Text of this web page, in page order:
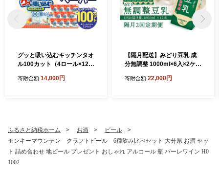
グッと吸い込むキッチンタオ
ル100カット（4ロール×12パ
用品 消耗品 大容量 吸収力 破
寄附金額 14,000円
【隔月配送】みどり豆乳 成
分無調整 1000ml×6入×2ケー
定期便 飲料 豆乳 成分無調整
寄附金額 22,000円
ふるさと納税ホーム お酒
ビール
モンキーマウンテン クラフトビール 6種飲み比べセット 大分県 お酒 セッ
ト 詰め合わせ 地ビール プレゼント おしゃれ アルコール 瓶 バーレワイン H0
1002